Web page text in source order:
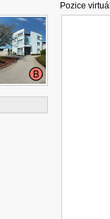
Pozice